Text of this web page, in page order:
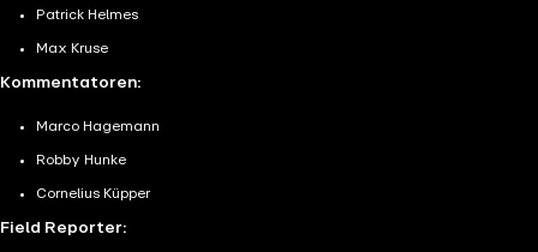
Patrick Helmes
Max Kruse
Kommentatoren:
Marco Hagemann
Robby Hunke
Cornelius Küpper
Field Reporter: